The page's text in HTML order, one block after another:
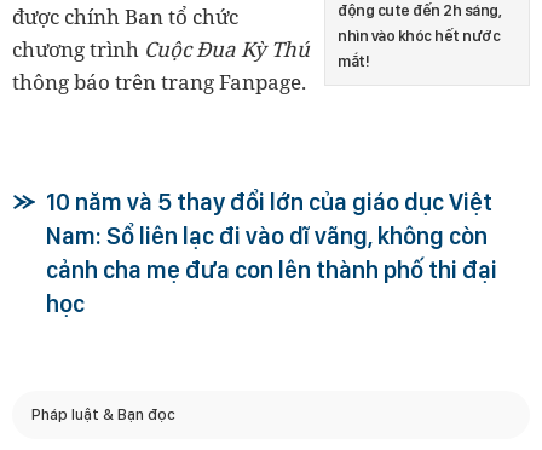
động cute đến 2h sáng,
nhìn vào khóc hết nước
mắt!
được chính Ban tổ chức
chương trình Cuộc Đua Kỳ Thú
thông báo trên trang Fanpage.
10 năm và 5 thay đổi lớn của giáo dục Việt
Nam: Sổ liên lạc đi vào dĩ vãng, không còn
cảnh cha mẹ đưa con lên thành phố thi đại
học
Pháp luật & Bạn đọc